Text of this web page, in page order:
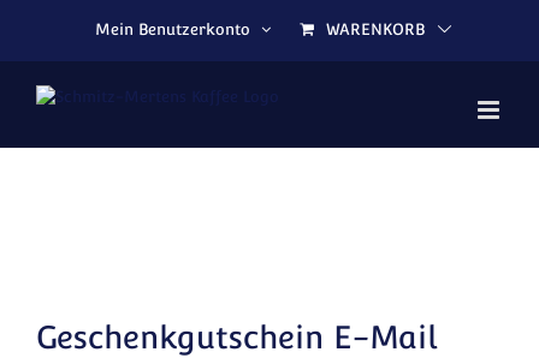
Mein Benutzerkonto
WARENKORB
Geschenkgutschein E-Mail